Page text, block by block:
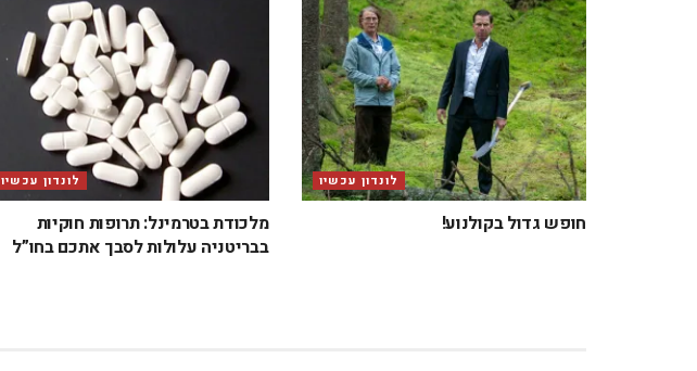
לונדון עכשיו
חופש גדול בקולנוע!
לונדון עכשיו
מלכודת בטרמינל: תרופות חוקיות
בבריטניה עלולות לסבך אתכם בחו”ל